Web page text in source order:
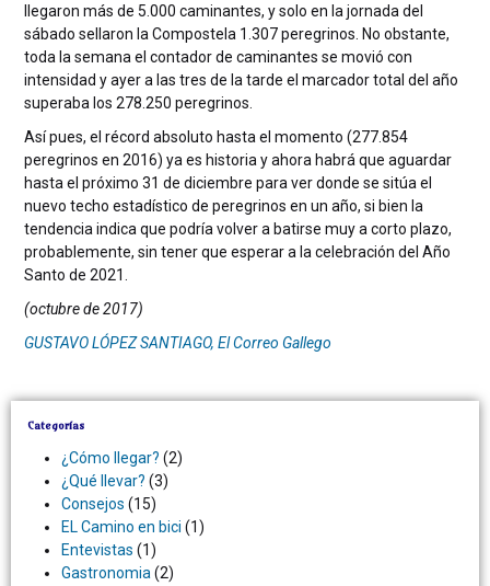
llegaron más de 5.000 caminantes, y solo en la jornada del
sábado sellaron la Compostela 1.307 peregrinos. No obstante,
toda la semana el contador de caminantes se movió con
intensidad y ayer a las tres de la tarde el marcador total del año
superaba los 278.250 peregrinos.
Así pues, el récord absoluto hasta el momento (277.854
peregrinos en 2016) ya es historia y ahora habrá que aguardar
hasta el próximo 31 de diciembre para ver donde se sitúa el
nuevo techo estadístico de peregrinos en un año, si bien la
tendencia indica que podría volver a batirse muy a corto plazo,
probablemente, sin tener que esperar a la celebración del Año
Santo de 2021.
(octubre de 2017)
GUSTAVO LÓPEZ SANTIAGO, El Correo Gallego
Categorías
¿Cómo llegar? (2)
¿Qué llevar? (3)
Consejos (15)
EL Camino en bici (1)
Entevistas (1)
Gastronomia (2)